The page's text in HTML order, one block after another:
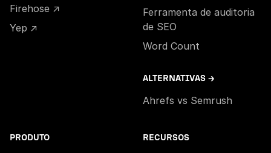
Firehose ↗
Yep ↗
Ferramenta de auditoria
de SEO
Word Count
ALTERNATIVAS →
Ahrefs vs Semrush
PRODUTO RECURSOS